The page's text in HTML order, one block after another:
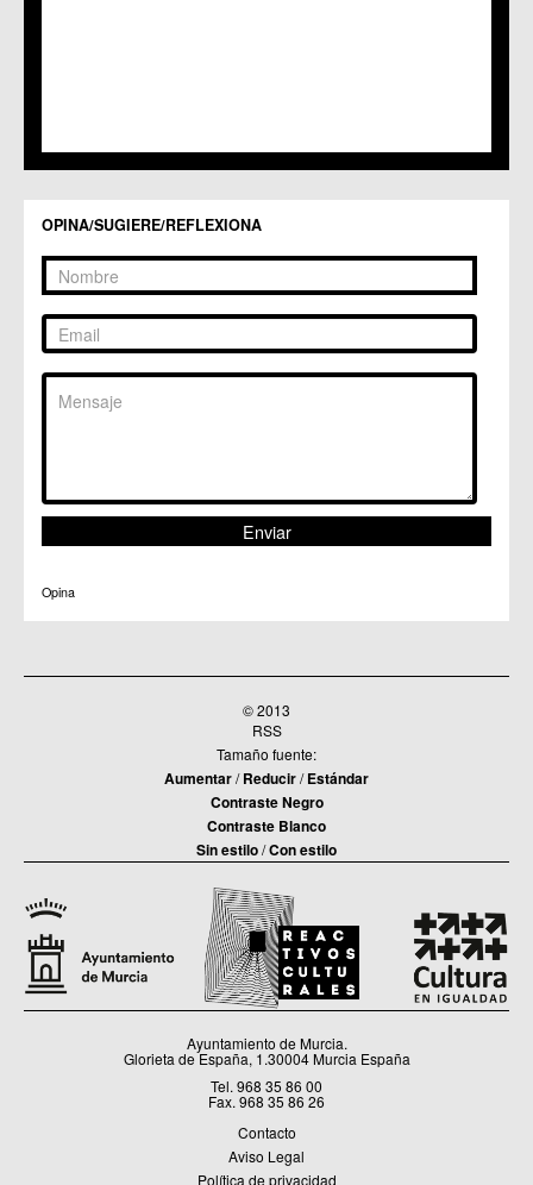
OPINA/SUGIERE/REFLEXIONA
Opina
© 2013
RSS
Tamaño fuente:
Aumentar/Reducir/Estándar
Contraste Negro
Contraste Blanco
Sin estilo/Con estilo
Ayuntamiento de Murcia.
Glorieta de España, 1.30004 Murcia España
Tel. 968 35 86 00
Fax. 968 35 86 26
Contacto
Aviso Legal
Política de privacidad